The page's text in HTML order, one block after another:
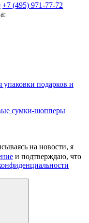
+7 (495) 971-77-72
подарков и
сумки-шопперы
на новости, я
и подтверждаю, что